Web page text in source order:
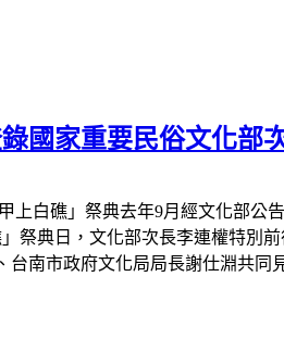
國家重要民俗文化部
上白礁」祭典去年9月經文化部公
」祭典日，文化部次長李連權特別
南市政府文化局局長謝仕淵共同